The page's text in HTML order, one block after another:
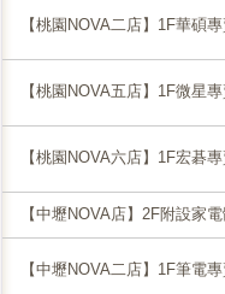
【桃園NOVA二店】1F華碩
【桃園NOVA五店】1F微星
【桃園NOVA六店】1F宏碁
【中壢NOVA店】2F附設家
【中壢NOVA二店】1F筆電